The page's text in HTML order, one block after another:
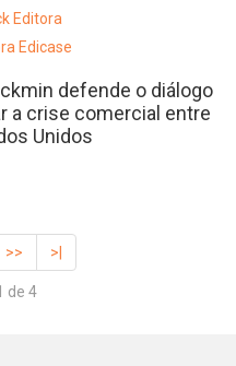
Editora
Edicase
defende o diálogo
a crise comercial entre
Unidos
>> >|
de 4